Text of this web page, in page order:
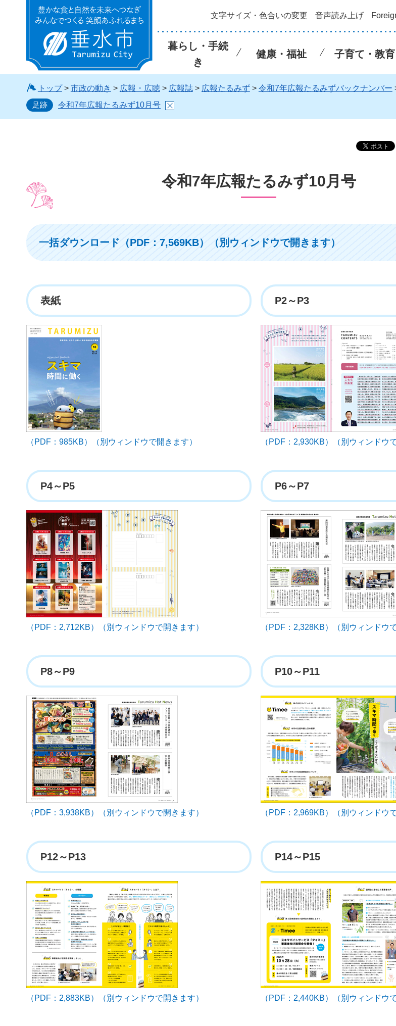
垂水市 文字サイズ・色合いの変更 音声読み上げ
暮らし・手続
き
健康・福祉 子育て・教育
トップ> 市政の動き > 広報・広聴> 広報誌> 広報たるみず> 令和7年広報たるみずバックナンバー
足跡
令和7年広報たるみず10月号
令和7年広報たるみず10月号
一括ダウンロード（PDF：7,569KB）（別ウィンドウで開きます）
表紙
（PDF：985KB）（別ウィンドウで開きます）
P2～P3
（PDF：2,930KB）（別ウィンドウ
P4～P5
（PDF：2,712KB）（別ウィンドウで開きます）
P6～P7
（PDF：2,328KB）（別ウィンドウ
P8～P9
（PDF：3,938KB）（別ウィンドウで開きます）
P10～P11
（PDF：2,969KB）（別ウィンドウ
P12～P13
（PDF：2,883KB）（別ウィンドウで開きます）
P14～P15
（PDF：2,440KB）（別ウィンドウ